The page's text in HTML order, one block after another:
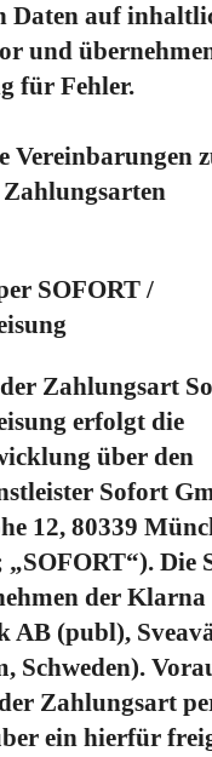
Daten auf
und
für Fehler.
Vereinbarungen
Zahlungsarten
SOFORT /
Zahlungsart
erfolgt die
über den
Sofort
12, 80339
„SOFORT“). Die
der
(publ),
Schweden).
Zahlungsart
ein hierfür